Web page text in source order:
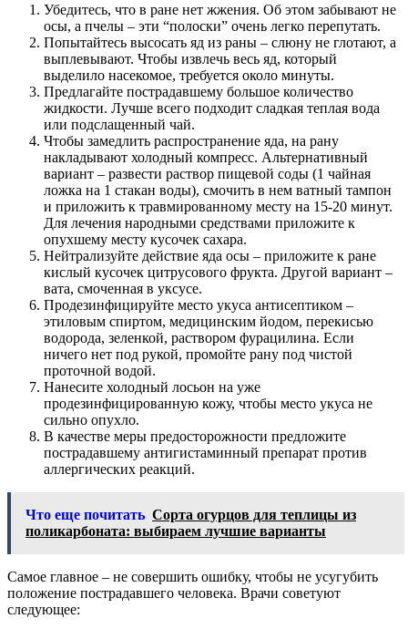
Убедитесь, что в ране нет жжения. Об этом забывают не
осы, а пчелы – эти “полоски” очень легко перепутать.
Попытайтесь высосать яд из раны – слюну не глотают, а
выплевывают. Чтобы извлечь весь яд, который
выделило насекомое, требуется около минуты.
Предлагайте пострадавшему большое количество
жидкости. Лучше всего подходит сладкая теплая вода
или подслащенный чай.
Чтобы замедлить распространение яда, на рану
накладывают холодный компресс. Альтернативный
вариант – развести раствор пищевой соды (1 чайная
ложка на 1 стакан воды), смочить в нем ватный тампон
и приложить к травмированному месту на 15-20 минут.
Для лечения народными средствами приложите к
опухшему месту кусочек сахара.
Нейтрализуйте действие яда осы – приложите к ране
кислый кусочек цитрусового фрукта. Другой вариант –
вата, смоченная в уксусе.
Продезинфицируйте место укуса антисептиком –
этиловым спиртом, медицинским йодом, перекисью
водорода, зеленкой, раствором фурацилина. Если
ничего нет под рукой, промойте рану под чистой
проточной водой.
Нанесите холодный лосьон на уже
продезинфицированную кожу, чтобы место укуса не
сильно опухло.
В качестве меры предосторожности предложите
пострадавшему антигистаминный препарат против
аллергических реакций.
Что еще почитать Сорта огурцов для теплицы из
поликарбоната: выбираем лучшие варианты
Самое главное – не совершить ошибку, чтобы не усугубить
положение пострадавшего человека. Врачи советуют
следующее: